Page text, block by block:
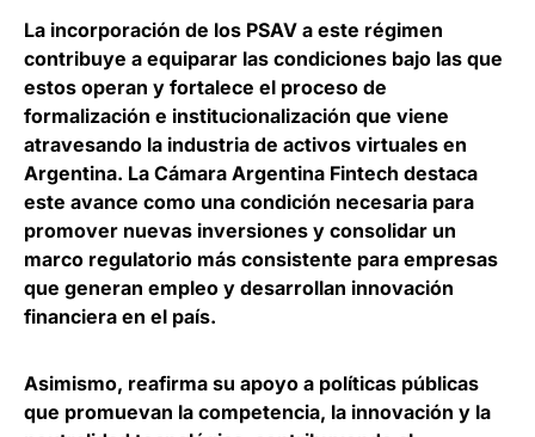
La incorporación de los PSAV a este régimen
contribuye a equiparar las condiciones bajo las que
estos operan y fortalece el proceso de
formalización e institucionalización que viene
atravesando la industria de activos virtuales en
Argentina. La Cámara Argentina Fintech destaca
este avance como una condición necesaria para
promover nuevas inversiones y consolidar un
marco regulatorio más consistente para empresas
que generan empleo y desarrollan innovación
financiera en el país.
Asimismo, reafirma su apoyo a políticas públicas
que promuevan la competencia, la innovación y la